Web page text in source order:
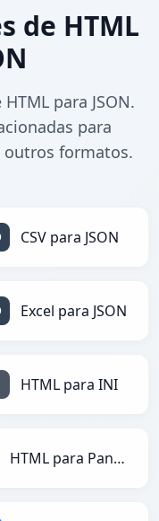
de HTML
para JSON.
para
outros formatos.
CSV para JSON
Excel para JSON
HTML para INI
HTML para PandasDataFrame